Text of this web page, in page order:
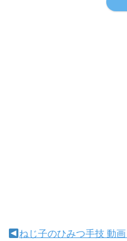
ねじ子のひみつ手技 動